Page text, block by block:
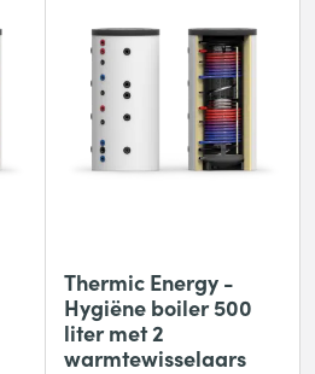
Thermic Energy -
Hygiëne boiler 500
liter met 2
warmtewisselaars